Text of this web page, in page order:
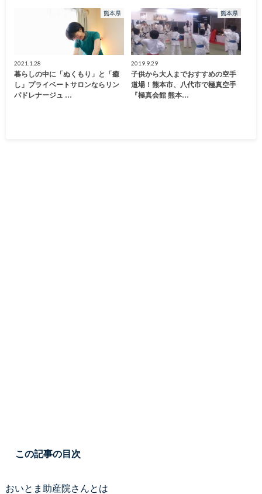
熊本県
2021.1.28
暮らしの中に「ぬくもり」と「癒
し」プライベートサロンならリン
パドレナージュ …
熊本県
2019.9.29
子供から大人までおすすめの空手
道場！熊本市、八代市で極真空手
『極真会館 熊本…
この記事の目次
おいとま助産院さんとは